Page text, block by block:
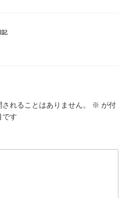
記
れることはありません。 ※ が付
です